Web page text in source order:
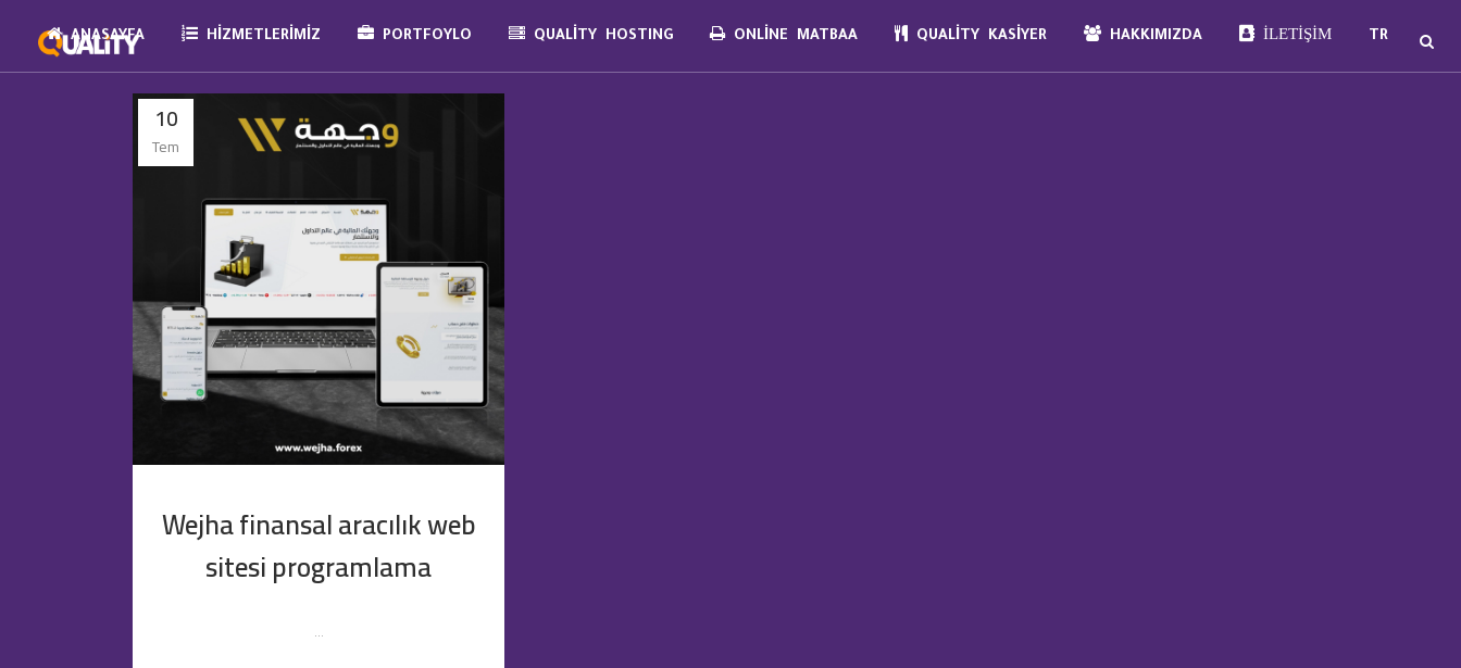
ANASAYFA HIZMETLERIMIZ PORTFOYLO QUALITY HOSTING ONLINE MATBAA QUALITY KASIYER HAKKIMIZDA İLETIŞIM TR
10
Tem
Wejha finansal aracılık web
sitesi programlama
...